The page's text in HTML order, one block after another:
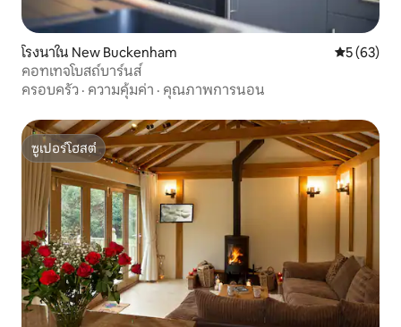
โรงนาใน New Buckenham คะแนนเฉลี่
5 (63)
คอทเทจโบสถ์บาร์นส์
ครอบครัว · ความคุ้มค่า · คุณภาพการนอน
ซูเปอร์โฮสต์
ซูเปอร์โฮสต์